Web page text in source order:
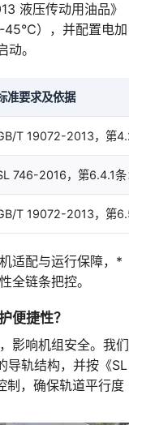
液压传动用油品》
-45℃），并配置电加
。
准要求及依据
T 19072-2013，第4.2
746-2016，第6.4.1条：
T 19072-2013，第6.5
适配与运行保障，*
全链条把控。
便捷性？
影响机组安全。我们
导轨结构，并按《SL
制，确保轨道平行度